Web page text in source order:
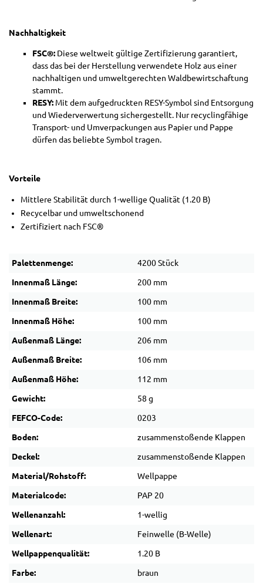
Nachhaltigkeit
FSC®: Diese weltweit gültige Zertifizierung garantiert,
dass das bei der Herstellung verwendete Holz aus einer
nachhaltigen und umweltgerechten Waldbewirtschaftung
stammt.
RESY: Mit dem aufgedruckten RESY-Symbol sind Entsorgung
und Wiederverwertung sichergestellt. Nur recyclingfähige
Transport- und Umverpackungen aus Papier und Pappe
dürfen das beliebte Symbol tragen.
Vorteile
Mittlere Stabilität durch 1-wellige Qualität (1.20 B)
Recycelbar und umweltschonend
Zertifiziert nach FSC®
Palettenmenge: 4200 Stück
Innenmaß Länge: 200 mm
Innenmaß Breite: 100 mm
Innenmaß Höhe: 100 mm
Außenmaß Länge: 206 mm
Außenmaß Breite: 106 mm
Außenmaß Höhe: 112 mm
Gewicht: 58 g
FEFCO-Code: 0203
Boden: zusammenstoßende Klappen
Deckel: zusammenstoßende Klappen
Material/Rohstoff: Wellpappe
Materialcode: PAP 20
Wellenanzahl: 1-wellig
Wellenart: Feinwelle (B-Welle)
Wellpappenqualität: 1.20 B
Farbe: braun